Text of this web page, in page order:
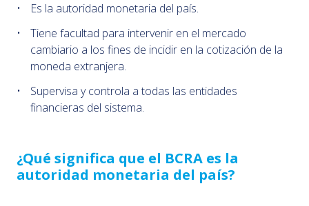
Es la autoridad monetaria del país.
Tiene facultad para intervenir en el mercado
cambiario a los fines de incidir en la cotización de la
moneda extranjera.
Supervisa y controla a todas las entidades
financieras del sistema.
¿Qué significa que el BCRA es la
autoridad monetaria del país?